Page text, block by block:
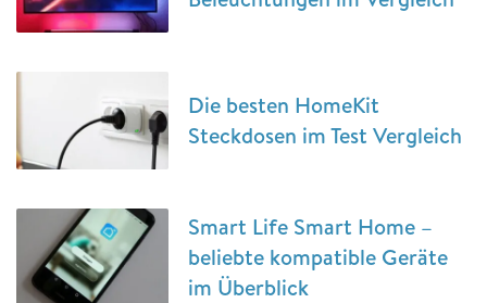
Die besten HomeKit
Steckdosen im Test Vergleich
Smart Life Smart Home –
beliebte kompatible Geräte
im Überblick